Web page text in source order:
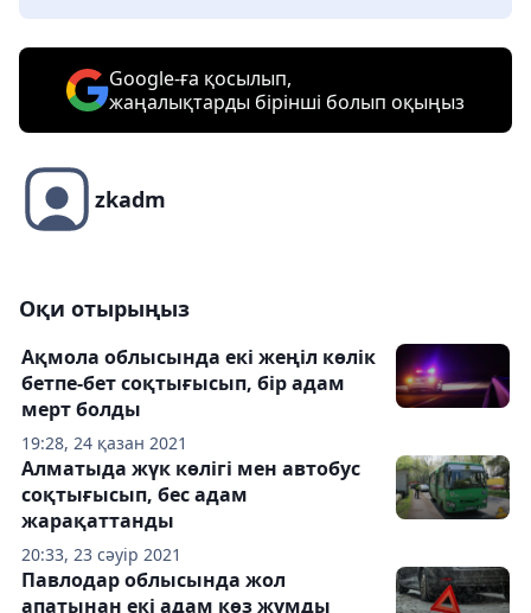
Google-ға қосылып,
жаңалықтарды бірінші болып оқыңыз
zkadm
Оқи отырыңыз
19:28, 24 қазан 2021
Ақмола облысында екі жеңіл көлік
бетпе-бет соқтығысып, бір адам
мерт болды
20:33, 23 сәуір 2021
Алматыда жүк көлігі мен автобус
соқтығысып, бес адам
жарақаттанды
Павлодар облысында жол
апатынан екі адам көз жұмды